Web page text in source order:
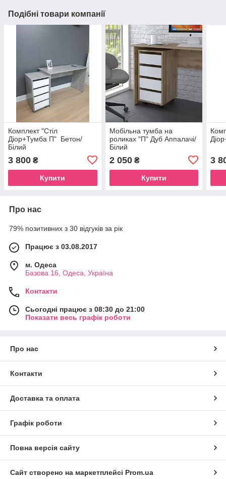
Подібні товари компанії
Комплект "Стіл
Діор+Тумба П" Бетон/
Білий
3 800 ₴
Купити
Мобільна тумба на
роликах "П" Дуб Аппалачі/
Білий
2 050₴
Купити
3
Про нас
79% позитивних з 30 відгуків за рік
Працює з 03.08.2017
м. Одеса
Базова 16, Одеса, Україна
Контакти
Сьогодні працює з 08:30 до 21:00
Показати весь графік роботи
Про нас
Контакти
Доставка та оплата
Графік роботи
Повна версія сайту
Сайт створено на маркетплейсі Prom.ua